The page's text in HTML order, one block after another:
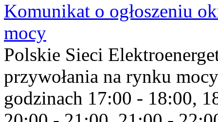
Komunikat o ogłoszeniu
mocy
Polskie Sieci
przywołania na rynku
godzinach 17:00 - 18:00,